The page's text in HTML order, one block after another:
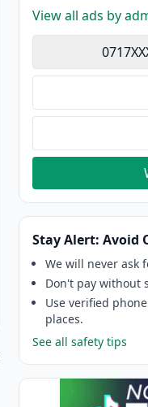
View all ads by
Stay Alert: Avoid
We will never ask
Don't pay without
Use verified
places.
See all safety tips